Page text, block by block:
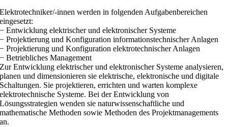
Elektrotechniker/-innen werden in folgenden Aufgabenbereichen
eingesetzt:
− Entwicklung elektrischer und elektronischer Systeme
− Projektierung und Konfiguration informationstechnischer Anlagen
− Projektierung und Konfiguration elektrotechnischer Anlagen
− Betriebliches Management
Zur Entwicklung elektrischer und elektronischer Systeme analysieren,
planen und dimensionieren sie elektrische, elektronische und digitale
Schaltungen. Sie projektieren, errichten und warten komplexe
elektrotechnische Systeme. Bei der Entwicklung von
Lösungsstrategien wenden sie naturwissenschaftliche und
mathematische Methoden sowie Methoden des Projektmanagements
an.